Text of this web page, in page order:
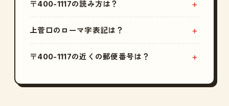
〒400-1117の読み方は？
上菅口のローマ字表記は？
〒400-1117の近くの郵便番号は？